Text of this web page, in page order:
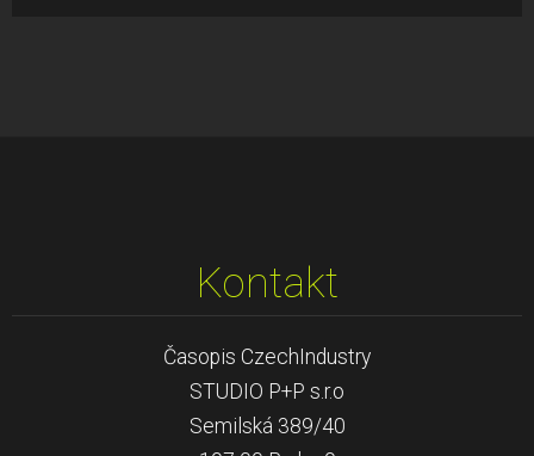
Kontakt
Časopis CzechIndustry
STUDIO P+P s.r.o
Semilská 389/40